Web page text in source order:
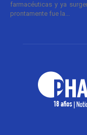
farmacéuticas y ya
prontamente fue la...